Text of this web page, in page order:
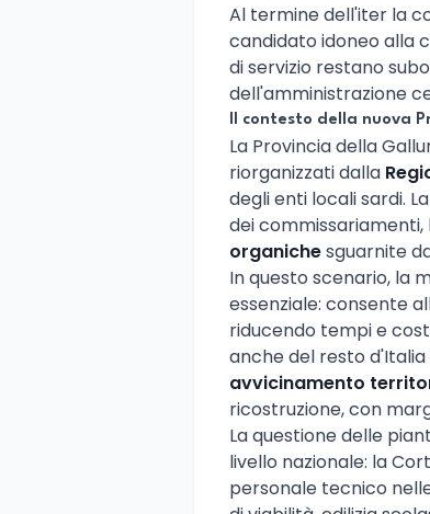
Al termine dell'iter la
candidato idoneo alla
di servizio restano
dell'amministrazione
Il contesto della nuova
La Provincia della
riorganizzati dalla
degli enti locali sardi.
dei
organichesguarnite
In questo scenario, la
essenziale: consente
riducendo tempi e
anche del resto
avvicinamento
ricostruzione, con
La questione delle
livello nazionale: la
personale tecnico